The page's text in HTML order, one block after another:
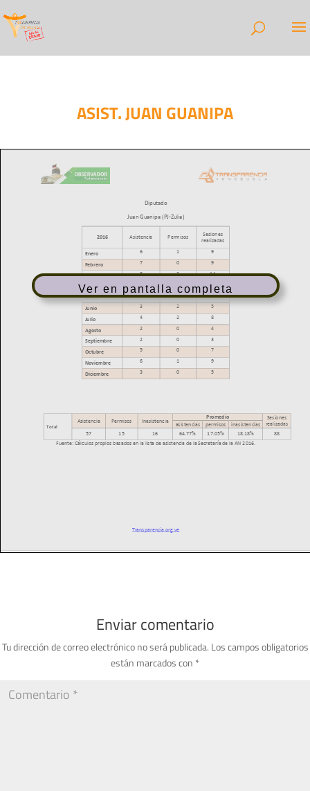
ASIST. JUAN GUANIPA
Ver en pantalla completa
Enviar comentario
Tu dirección de correo electrónico no será publicada. Los campos obligatorios
están marcados con *